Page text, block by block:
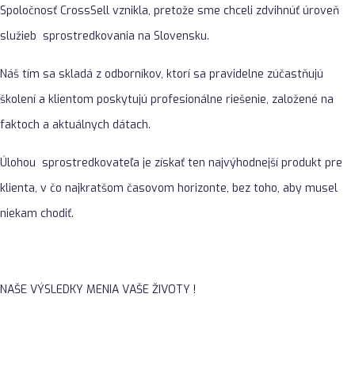
Spoločnosť CrossSell vznikla, pretože sme chceli zdvihnúť úroveň
služieb sprostredkovania na Slovensku.
Náš tím sa skladá z odborníkov, ktorí sa pravidelne zúčastňujú
školení a klientom poskytujú profesionálne riešenie, založené na
faktoch a aktuálnych dátach.
Úlohou sprostredkovateľa je získať ten najvýhodnejší produkt pre
klienta, v čo najkratšom časovom horizonte, bez toho, aby musel
niekam chodiť.
NAŠE VÝSLEDKY MENIA VAŠE ŽIVOTY !